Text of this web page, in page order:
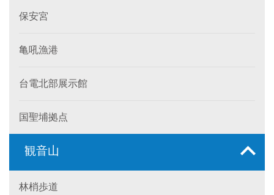
保安宮
亀吼漁港
台電北部展示館
国聖埔拠点
観音山
林梢歩道